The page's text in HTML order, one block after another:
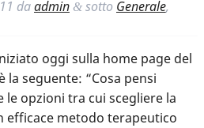
daadmin & sotto Generale,
oggi sulla home page del
la seguente: “Cosa pensi
le opzioni tra cui scegliere la
efficace metodo terapeutico